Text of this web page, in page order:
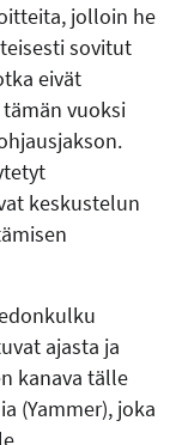
jolloin he
sovitut
eivät
vuoksi
keskustelun
ajasta ja
kanava tälle
(Yammer), joka